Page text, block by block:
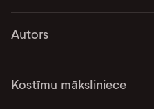
Autors
Kostīmu māksliniece